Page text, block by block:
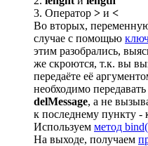
3. Оператор > и <
Во вторых,
случае с помощью
этим разобрались,
же скроются, т.к. вы
передаёте её
необходимо
delMessage, а не
к последнему пункту -
Используем метод
На выходе, получаем